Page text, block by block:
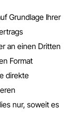
Grundlage Ihrer
an einen Dritten
Format
direkte
nur, soweit es